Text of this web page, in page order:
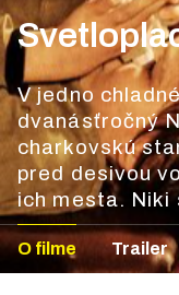
V jedno
dvanásťročný
charkovskú
pred desivou
ich mesta. Niki
opustených
keď stretne
nový svet.
O filme Trailer